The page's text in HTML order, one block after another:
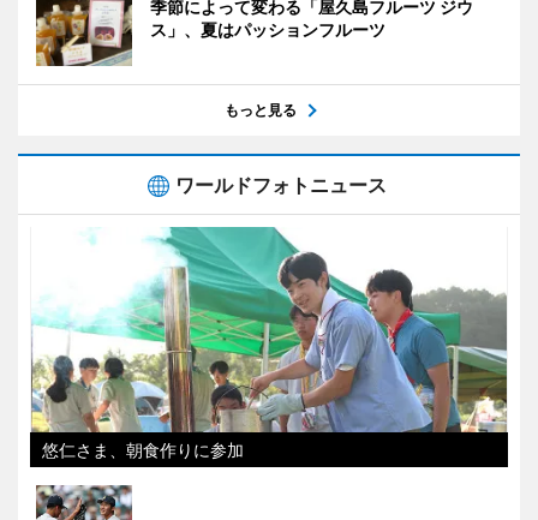
季節によって変わる「屋久島フルーツ ジウ
ス」、夏はパッションフルーツ
もっと見る
ワールドフォトニュース
悠仁さま、朝食作りに参加